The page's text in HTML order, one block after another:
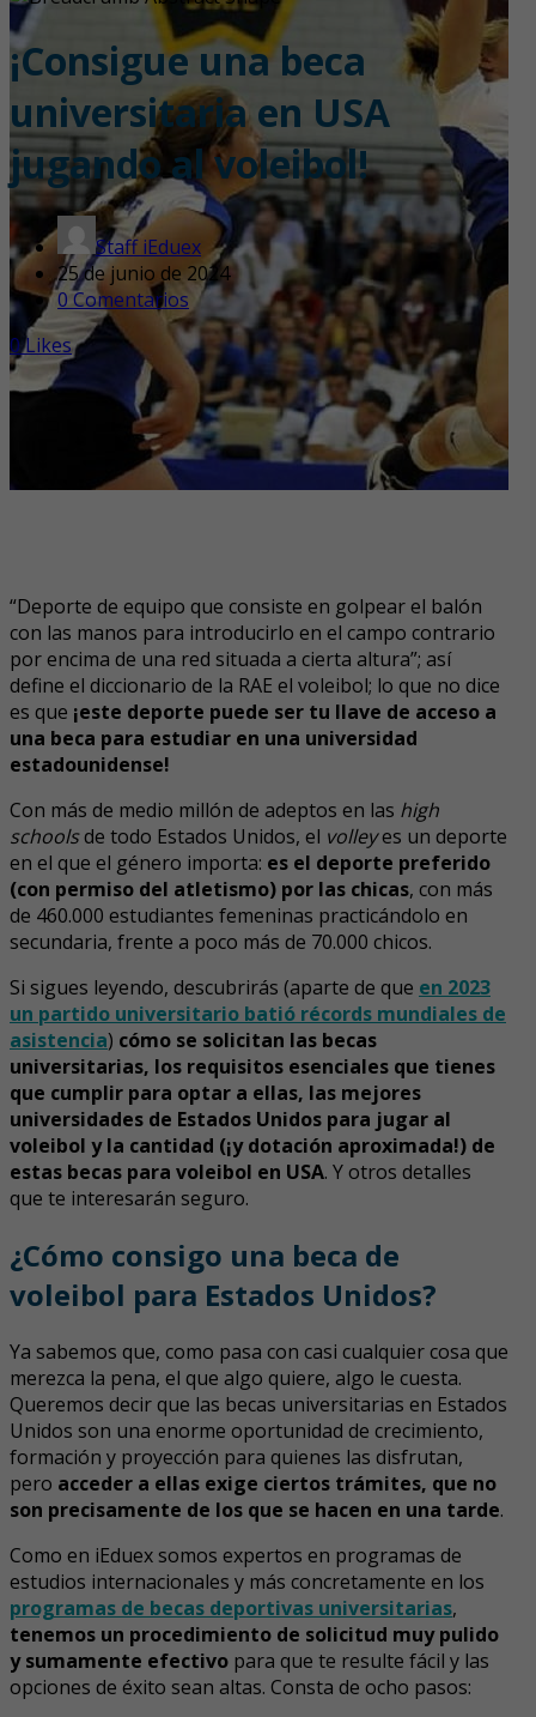
¡Consigue una beca
universitaria en USA
jugando al voleibol!
Staff iEduex
25 de junio de 2024
0 Comentarios
0Likes
“Deporte de equipo que consiste en golpear el balón
con las manos para introducirlo en el campo contrario
por encima de una red situada a cierta altura”; así
define el diccionario de la RAE el voleibol; lo que no dice
es que ¡este deporte puede ser tu llave de acceso a
una beca para estudiar en una universidad
estadounidense!
Con más de medio millón de adeptos en las high
schoolsde todo Estados Unidos, el volleyes un deporte
en el que el género importa: es el deporte preferido
(con permiso del atletismo) por las chicas, con más
de 460.000 estudiantes femeninas practicándolo en
secundaria, frente a poco más de 70.000 chicos.
Si sigues leyendo, descubrirás (aparte de que en 2023
un partido universitario batió récords mundiales de
asistencia) cómo se solicitan las becas
universitarias, los requisitos esenciales que tienes
que cumplir para optar a ellas, las mejores
universidades de Estados Unidos para jugar al
voleibol y la cantidad (¡y dotación aproximada!) de
estas becas para voleibol en USA. Y otros detalles
que te interesarán seguro.
¿Cómo consigo una beca de
voleibol para Estados Unidos?
Ya sabemos que, como pasa con casi cualquier cosa que
merezca la pena, el que algo quiere, algo le cuesta.
Queremos decir que las becas universitarias en Estados
Unidos son una enorme oportunidad de crecimiento,
formación y proyección para quienes las disfrutan,
pero acceder a ellas exige ciertos trámites, que no
son precisamente de los que se hacen en una tarde.
Como en iEduex somos expertos en programas de
estudios internacionales y más concretamente en los
programas de becas deportivas universitarias,
tenemos un procedimiento de solicitud muy pulido
y sumamente efectivo para que te resulte fácil y las
opciones de éxito sean altas. Consta de ocho pasos: